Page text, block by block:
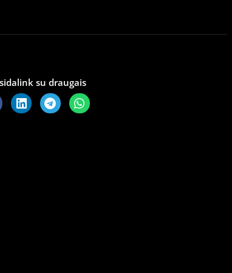
su draugais